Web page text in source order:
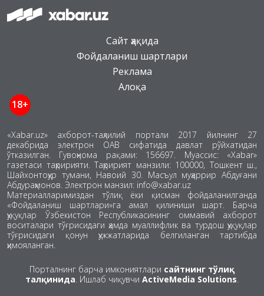
Сайт ҳақида
Фойдаланиш шартлари
Реклама
Алоқа
18+
«Xabar.uz» ахборот-таҳлилий портали 2017 йилнинг 27
декабрида электрон ОАВ сифатида давлат рўйхатидан
ўтказилган. Гувоҳнома рақами: 156697. Муассис: «Xabar»
газетаси таҳририяти. Таҳририят манзили: 100000, Тошкент ш.,
Шайхонтоҳур тумани, Навоий 30. Масъул муҳаррир Абдуғани
Абдураҳмонов. Электрон манзил: info@xabar.uz
Материалларимиздан тўлиқ ёки қисман фойдаланилганда
«Фойдаланиш шартлари»га амал қилиниши шарт. Барча
ҳуқуқлар Ўзбекистон Республикасининг оммавий ахборот
воситалари тўғрисидаги ҳамда муаллифлик ва турдош ҳуқуқлар
тўғрисидаги қонун ҳужжатларида белгиланган тартибда
ҳимояланган.
Порталнинг барча имкониятлари сайтнинг тўлиқ
талқинида. Ишлаб чиқувчи ActiveMedia Solutions.